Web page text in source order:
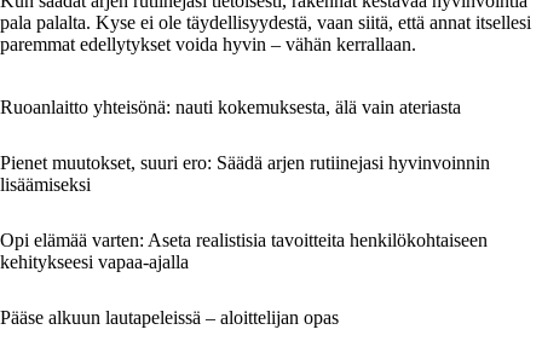
pala palalta. Kyse ei ole täydellisyydestä, vaan siitä, että annat itsellesi
paremmat edellytykset voida hyvin – vähän kerrallaan.
Ruoanlaitto yhteisönä: nauti kokemuksesta, älä vain ateriasta
Pienet muutokset, suuri ero: Säädä arjen rutiinejasi hyvinvoinnin
lisäämiseksi
Opi elämää varten: Aseta realistisia tavoitteita henkilökohtaiseen
kehitykseesi vapaa-ajalla
Pääse alkuun lautapeleissä – aloittelijan opas